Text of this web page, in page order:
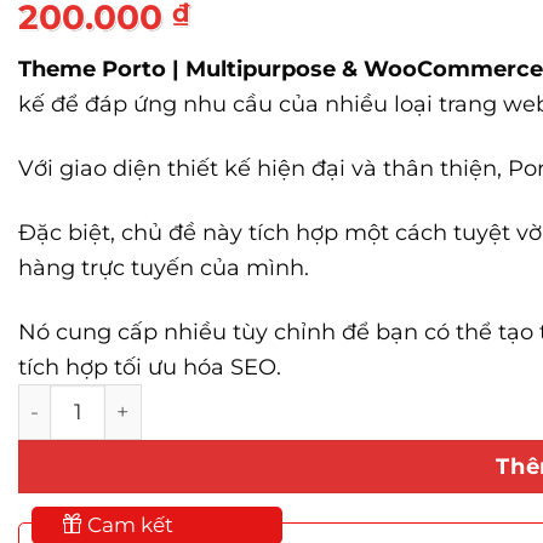
200.000 ₫
Theme Porto | Multipurpose & WooCommerce
kế để đáp ứng nhu cầu của nhiều loại trang
Với giao diện thiết kế hiện đại và thân thiện,
Đặc biệt, chủ đề này tích hợp một cách tuyệt
hàng trực tuyến của mình.
Nó cung cấp nhiều tùy chỉnh để bạn có thể
tích hợp tối ưu hóa SEO.
Theme Porto | Multipurpose & WooCommerce
Cam kết